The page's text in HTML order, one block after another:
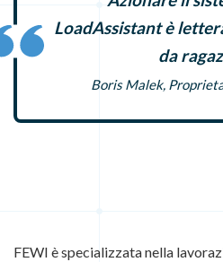
LoadAssistant è
da
Boris Malek,
FEWI è specializzata nella